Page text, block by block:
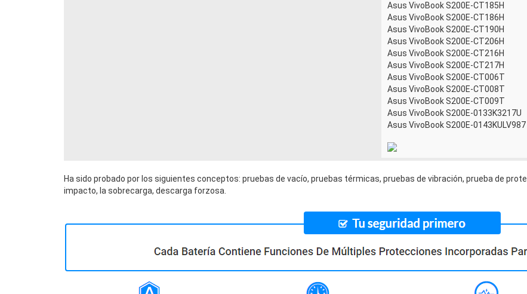
Asus VivoBook S200E-CT185H
Asus VivoBook S200E-CT186H
Asus VivoBook S200E-CT190H
Asus VivoBook S200E-CT206H
Asus VivoBook S200E-CT216H
Asus VivoBook S200E-CT217H
Asus VivoBook S200E-CT006T
Asus VivoBook S200E-CT008T
Asus VivoBook S200E-CT009T
Asus VivoBook S200E-0133K3217U
Asus VivoBook S200E-0143KULV987
Ha sido probado por los siguientes conceptos: pruebas de vacío, pruebas térmicas, pruebas de vibración, prueba de
impacto, la sobrecarga, descarga forzosa.